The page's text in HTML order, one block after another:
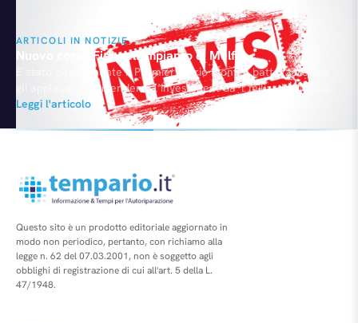
ARTICOLI IN NOTIZIE
Nuovo corso Fiat nell’impianto di Melfi
È stato direttamente il Premier Mario Monti a battezzare (tra
gli applausi dei dipendenti) l’investiment da 1 miliardo di Euro
che il Presidente John Elkann e l’Amministratore Delegato
Sergio Marchionne hanno ufficializzato per la fabbrica
potentina, culla della Punto.Saranno modificati i processi
Leggi l'articolo
Questo sito è un prodotto editoriale aggiornato in
modo non periodico, pertanto, con richiamo alla
legge n. 62 del 07.03.2001, non è soggetto agli
obblighi di registrazione di cui all'art. 5 della L.
47/1948.